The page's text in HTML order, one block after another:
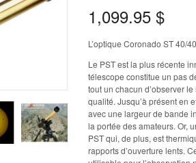
1,099.95 $
L’optique Coronado ST 40/
Le PST est la plus récente
télescope constitue un pas
tout un chacun d’observer
qualité. Jusqu’à présent en
avec une largeur de bande
la portée des amateurs. Or,
PST qui, de plus, est
rapports d’ouverture lents.